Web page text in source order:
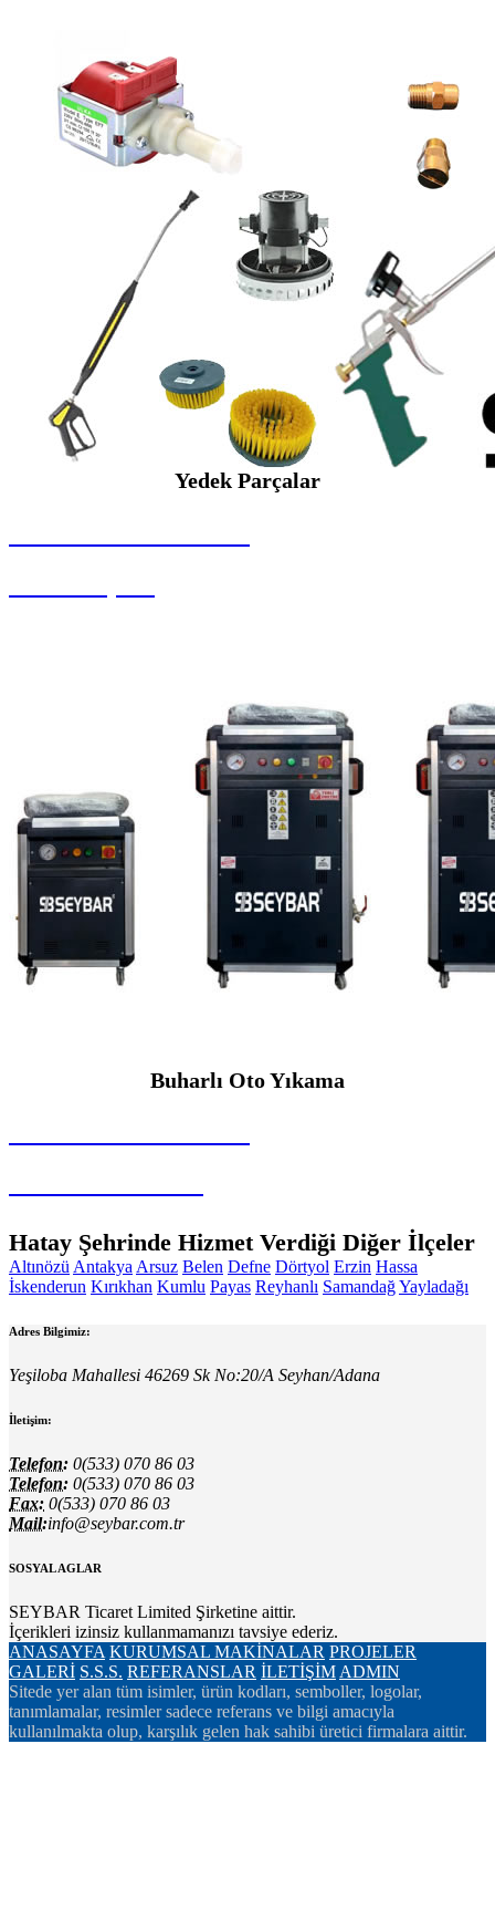
Yedek Parçalar
Buharlı Oto Yıkama
Hatay Şehrinde Hizmet Verdiği Diğer İlçeler
Altınözü Antakya Arsuz Belen Defne Dörtyol Erzin Hassa
İskenderun Kırıkhan Kumlu Payas Reyhanlı SamandağYayladağı
Adres Bilgimiz:
Yeşiloba Mahallesi 46269 Sk No:20/A Seyhan/Adana
İletişim:
Telefon: 0(533) 070 86 03
Telefon: 0(533) 070 86 03
Fax: 0(533) 070 86 03
Mail:info@seybar.com.tr
SOSYAL AGLAR
SEYBAR Ticaret Limited Şirketine aittir.
İçerikleri izinsiz kullanmamanızı tavsiye ederiz.
ANASAYFA KURUMSAL MAKİNALAR PROJELER
GALERİ S.S.S. REFERANSLAR İLETİŞİM ADMIN
Sitede yer alan tüm isimler, ürün kodları, semboller, logolar,
tanımlamalar, resimler sadece referans ve bilgi amacıyla
kullanılmakta olup, karşılık gelen hak sahibi üretici firmalara aittir.